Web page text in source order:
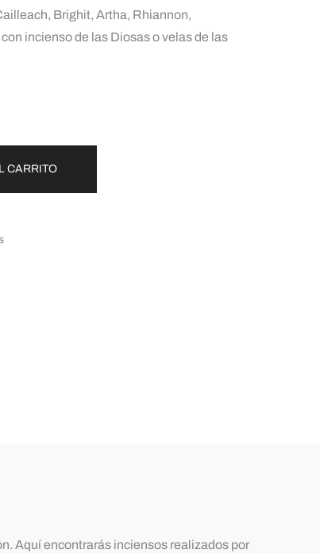
Brighit, Artha, Rhiannon,
incienso de las Diosas o velas de las
CARRITO
Aquí encontrarás inciensos realizados por